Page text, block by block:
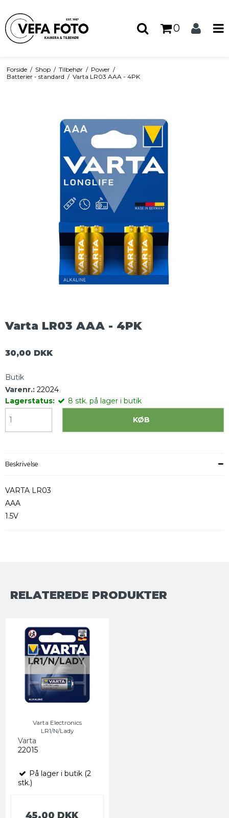
0
Forside / Shop / Tilbehør / Power /
Batterier - standard / Varta LR03 AAA - 4PK
Varta LR03 AAA - 4PK
30,00 DKK
Butik
Varenr.: 22024
Lagerstatus:
8 stk. på lager i butik
KØB
Beskrivelse
VARTA LR03
AAA
1.5V
RELATEREDE PRODUKTER
Varta Electronics
LR1/N/Lady
Varta
22015
På lager i butik (2
stk.)
45,00 DKK